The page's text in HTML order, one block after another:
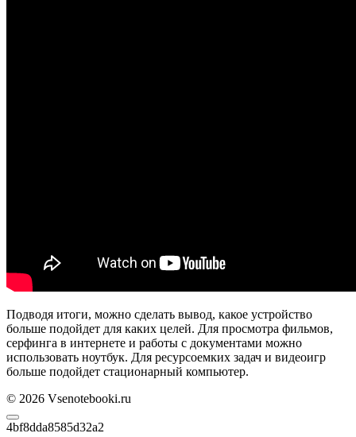
Подводя итоги, можно сделать вывод, какое устройство
больше подойдет для каких целей. Для просмотра фильмов,
серфинга в интернете и работы с документами можно
использовать ноутбук. Для ресурсоемких задач и видеоигр
больше подойдет стационарный компьютер.
© 2026 Vsenotebooki.ru
4bf8dda8585d32a2